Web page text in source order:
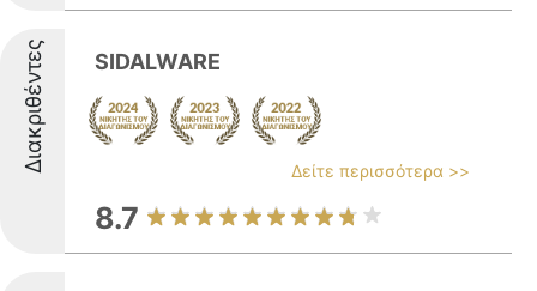
Διακριθέντες SIDALWARE
Δείτε περισσότερα >>
8.7